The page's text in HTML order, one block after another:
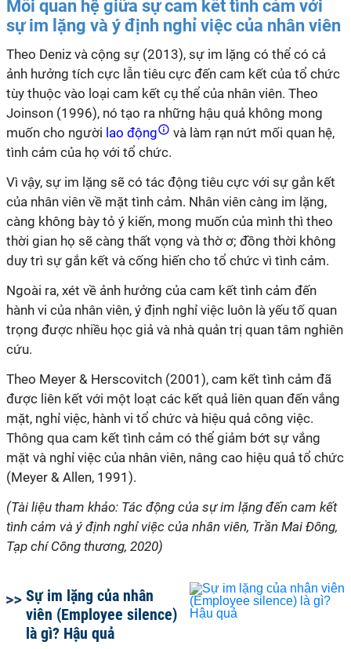
Mối quan hệ giữa sự cam kết tình cảm với
sự im lặng và ý định nghỉ việc của nhân viên
Theo Deniz và cộng sự (2013), sự im lặng có thể có cả
ảnh hưởng tích cực lẫn tiêu cực đến cam kết của tổ chức
tùy thuộc vào loại cam kết cụ thể của nhân viên. Theo
Joinson (1996), nó tạo ra những hậu quả không mong
muốn cho người lao động
và làm rạn nứt mối quan hệ,
tình cảm của họ với tổ chức.
Vì vậy, sự im lặng sẽ có tác động tiêu cực với sự gắn kết
của nhân viên về mặt tình cảm. Nhân viên càng im lặng,
càng không bày tỏ ý kiến, mong muốn của mình thì theo
thời gian họ sẽ càng thất vọng và thờ ơ; đồng thời không
duy trì sự gắn kết và cống hiến cho tổ chức vì tình cảm.
Ngoài ra, xét về ảnh hưởng của cam kết tình cảm đến
hành vi của nhân viên, ý định nghỉ việc luôn là yếu tố quan
trọng được nhiều học giả và nhà quản trị quan tâm nghiên
cứu.
Theo Meyer & Herscovitch (2001), cam kết tình cảm đã
được liên kết với một loạt các kết quả liên quan đến vắng
mặt, nghỉ việc, hành vi tổ chức và hiệu quả công việc.
Thông qua cam kết tình cảm có thể giảm bớt sự vắng
mặt và nghỉ việc của nhân viên, nâng cao hiệu quả tổ chức
(Meyer & Allen, 1991).
(Tài liệu tham khảo: Tác động của sự im lặng đến cam kết
tình cảm và ý định nghỉ việc của nhân viên, Trần Mai Đông,
Tạp chí Công thương, 2020)
Sự im lặng của nhân
viên (Employee silence)
là gì? Hậu quả